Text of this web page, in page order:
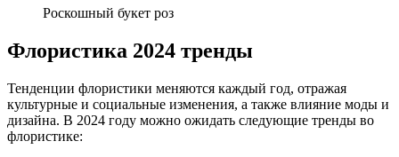
Роскошный букет роз
Флористика 2024 тренды
Тенденции флористики меняются каждый год, отражая
культурные и социальные изменения, а также влияние моды и
дизайна. В 2024 году можно ожидать следующие тренды во
флористике: